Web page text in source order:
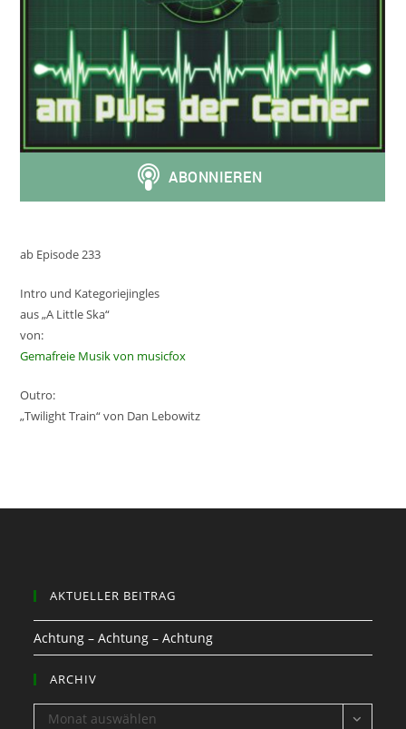
ab Episode 233
Intro und Kategoriejingles
aus „A Little Ska“
von:
Gemafreie Musik von musicfox
Outro:
„Twilight Train“ von Dan Lebowitz
AKTUELLER BEITRAG
Achtung – Achtung – Achtung
ARCHIV
ARCHIV
Monat auswählen